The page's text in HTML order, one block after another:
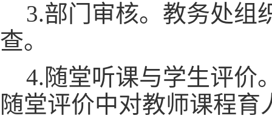
3.部门审核。教务处组
查。
4.随堂听课与学生评价
随堂评价中对教师课程育